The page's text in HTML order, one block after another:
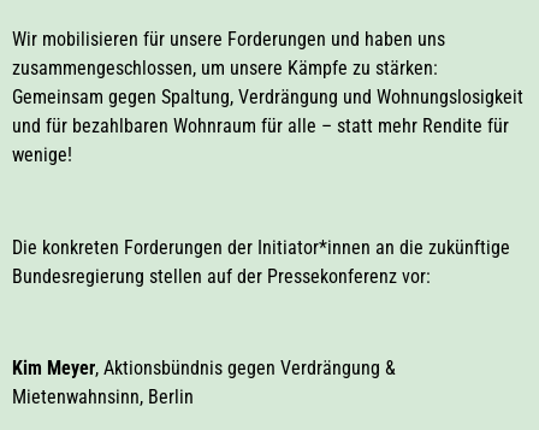
Wir mobilisieren für unsere Forderungen und haben uns
zusammengeschlossen, um unsere Kämpfe zu stärken:
Gemeinsam gegen Spaltung, Verdrängung und Wohnungslosigkeit
und für bezahlbaren Wohnraum für alle – statt mehr Rendite für
wenige!
Die konkreten Forderungen der Initiator*innen an die zukünftige
Bundesregierung stellen auf der Pressekonferenz vor:
Kim Meyer, Aktionsbündnis gegen Verdrängung &
Mietenwahnsinn, Berlin